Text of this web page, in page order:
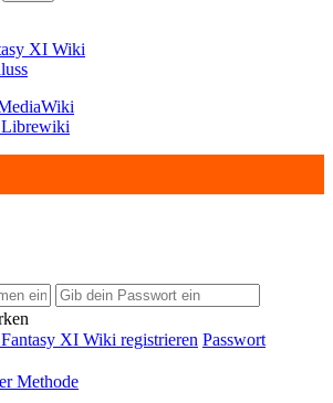
XI Wiki
Passwort
XI Wiki registrieren Passwort
Methode